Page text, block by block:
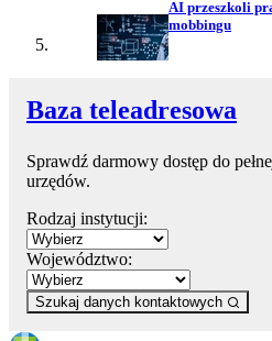
AI przeszkoli
mobbingu
Baza teleadresowa
Sprawdź darmowy dostęp do
urzędów.
Rodzaj instytucji:
Województwo:
Szukaj danych kontaktowych